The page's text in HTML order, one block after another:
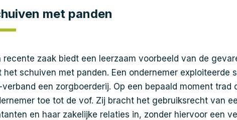
met panden
recente zaak biedt een leerzaam voorbeeld van de
het schuiven met panden. Een ondernemer exploiteerde
een zorgboerderij. Op een bepaald moment trad
toe tot de vof. Zij bracht het gebruiksrecht van
en haar zakelijke relaties in, zonder hiervoor een